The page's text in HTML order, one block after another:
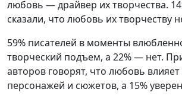
любовь — драйвер их творчества.
сказали, что любовь их творчеству
59% писателей в моменты
творческий подъем, а 22% — нет.
авторов говорят, что любовь влияет
персонажей и сюжетов, а 15%